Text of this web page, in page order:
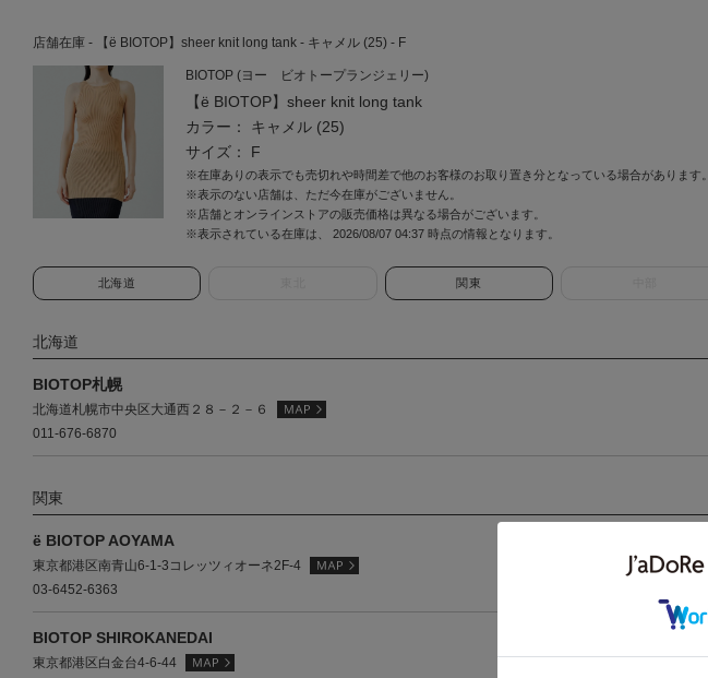
店舗在庫 - 【ё BIOTOP】sheer knit long tank - キャメル (25) - F
BIOTOP (ヨー ビオトープランジェリー)
【ё BIOTOP】sheer knit long tank
カラー： キャメル (25)
サイズ： F
※在庫ありの表示でも売切れや時間差で他のお客様のお取り置き分となっている場合があります。
※表示のない店舗は、ただ今在庫がございません。
※店舗とオンラインストアの販売価格は異なる場合がございます。
※表示されている在庫は、 2026/08/07 04:37 時点の情報となります。
北海道 関東
北海道
BIOTOP札幌
北海道札幌市中央区大通西２８－２－６
011-676-6870
関東
ё BIOTOP AOYAMA
東京都港区南青山6-1-3コレッツィオーネ2F-4
03-6452-6363
BIOTOP SHIROKANEDAI
東京都港区白金台4-6-44